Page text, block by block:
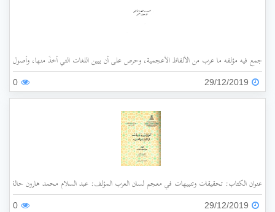
جمع فيه مؤلفه ما عرب من الألفاظ الأعجمية، وحرص على أن يبين اللغات التي أُخذَ منها، وأصول
29/12/2019
0
عنوان الكتاب: تحقيقات وتنبيهات في معجم لسان العرب المؤلف: عبد السلام محمد هارون حالة الفهرسة: غير مفهرس الناشر: جامعة الملك عبد
29/12/2019
0